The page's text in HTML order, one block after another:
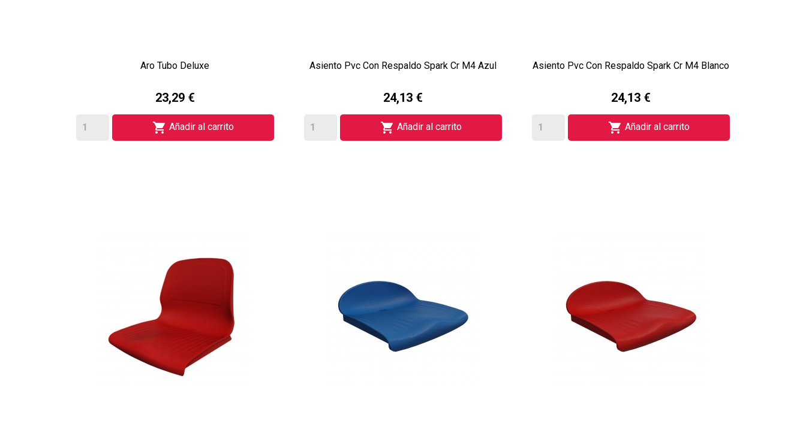
Aro Tubo Deluxe
23,29 €
 Añadir al carrito
Asiento Pvc Con Respaldo Spark Cr M4 Azul
24,13 €
 Añadir al carrito
Asiento Pvc Con Respaldo Spark Cr M4 Blanco
24,13 €
 Añadir al carrito